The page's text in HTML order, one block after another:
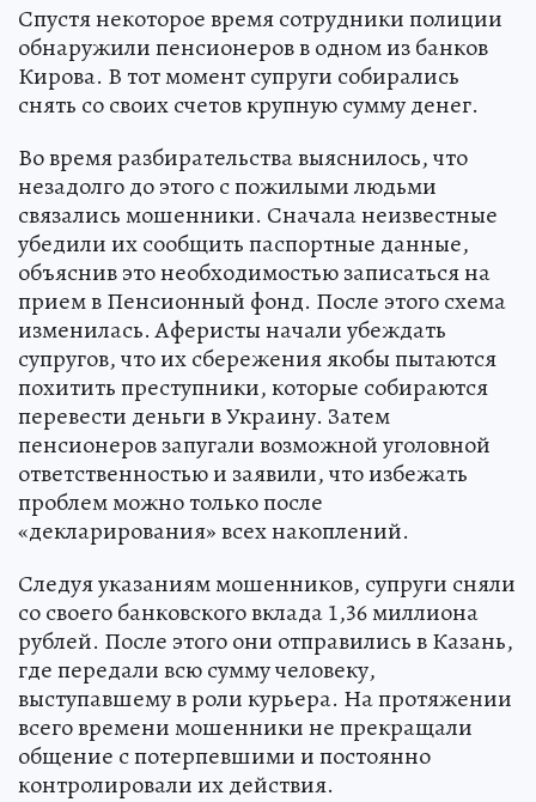
Спустя некоторое время сотрудники полиции
обнаружили пенсионеров в одном из банков
Кирова. В тот момент супруги собирались
снять со своих счетов крупную сумму денег.
Во время разбирательства выяснилось, что
незадолго до этого с пожилыми людьми
связались мошенники. Сначала неизвестные
убедили их сообщить паспортные данные,
объяснив это необходимостью записаться на
прием в Пенсионный фонд. После этого схема
изменилась. Аферисты начали убеждать
супругов, что их сбережения якобы пытаются
похитить преступники, которые собираются
перевести деньги в Украину. Затем
пенсионеров запугали возможной уголовной
ответственностью и заявили, что избежать
проблем можно только после
«декларирования» всех накоплений.
Следуя указаниям мошенников, супруги сняли
со своего банковского вклада 1,36 миллиона
рублей. После этого они отправились в Казань,
где передали всю сумму человеку,
выступавшему в роли курьера. На протяжении
всего времени мошенники не прекращали
общение с потерпевшими и постоянно
контролировали их действия.